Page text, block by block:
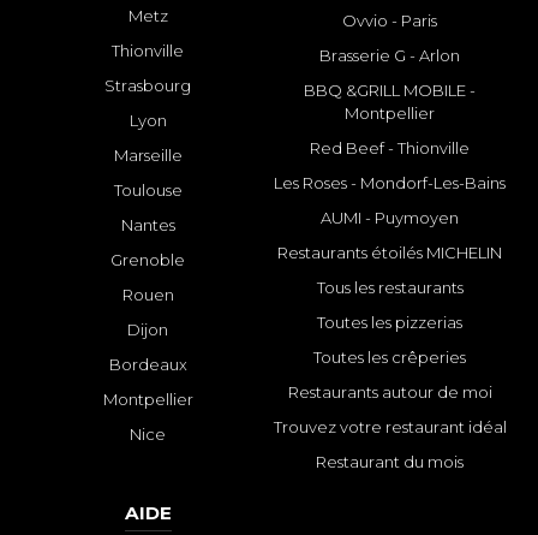
Metz
Thionville
Strasbourg
Lyon
Marseille
Toulouse
Nantes
Grenoble
Rouen
Dijon
Bordeaux
Montpellier
Nice
Ovvio - Paris
Brasserie G - Arlon
BBQ &GRILL MOBILE -
Montpellier
Red Beef - Thionville
Les Roses - Mondorf-Les-Bains
AUMI - Puymoyen
Restaurants étoilés MICHELIN
Tous les restaurants
Toutes les pizzerias
Toutes les crêperies
Restaurants autour de moi
Trouvez votre restaurant idéal
Restaurant du mois
AIDE